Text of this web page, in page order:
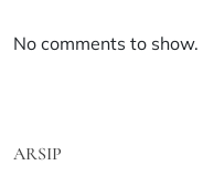
No comments to show.
ARSIP